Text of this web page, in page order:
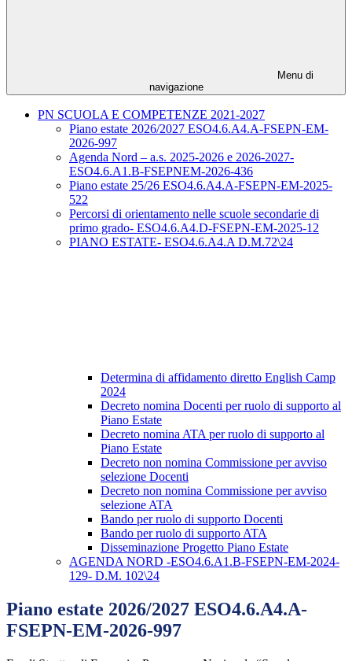
Menu di
navigazione
PN SCUOLA E COMPETENZE 2021-2027
Piano estate 2026/2027 ESO4.6.A4.A-FSEPN-EM-
2026-997
Agenda Nord – a.s. 2025-2026 e 2026-2027-
ESO4.6.A1.B-FSEPNEM-2026-436
Piano estate 25/26 ESO4.6.A4.A-FSEPN-EM-2025-
522
Percorsi di orientamento nelle scuole secondarie di
primo grado- ESO4.6.A4.D-FSEPN-EM-2025-12
PIANO ESTATE- ESO4.6.A4.A D.M.72\24
Determina di affidamento diretto English Camp
2024
Decreto nomina Docenti per ruolo di supporto al
Piano Estate
Decreto nomina ATA per ruolo di supporto al
Piano Estate
Decreto non nomina Commissione per avviso
selezione Docenti
Decreto non nomina Commissione per avviso
selezione ATA
Bando per ruolo di supporto Docenti
Bando per ruolo di supporto ATA
Disseminazione Progetto Piano Estate
AGENDA NORD -ESO4.6.A1.B-FSEPN-EM-2024-
129- D.M. 102\24
Piano estate 2026/2027 ESO4.6.A4.A-
FSEPN-EM-2026-997